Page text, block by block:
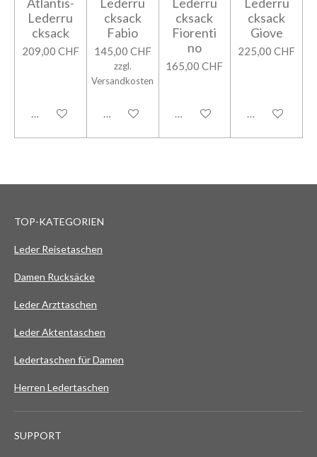
Lederru
cksack
209,00 CHF
In den Warenkorb
cksack
Fabio
145,00 CHF
zzgl.
Versandkosten
In den Warenkorb
cksack
Fiorenti
no
165,00 CHF
In den Warenkorb
cksack
Giove
225,00 CHF
In den
TOP-KATEGORIEN
Leder Reisetaschen
Damen Rucksäcke
Leder Arzttaschen
Leder Aktentaschen
Ledertaschen für Damen
Herren Ledertaschen
SUPPORT